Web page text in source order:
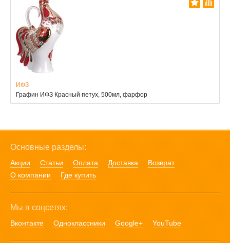
ИФЗ
Графин ИФЗ Красный петух, 500мл, фарфор
Основные разделы:
Акции Статьи Оплата Доставка
Возврат
О компании
Где купить
Мы в соцсетях:
Вконтакте Одноклассники Google+ YouTube